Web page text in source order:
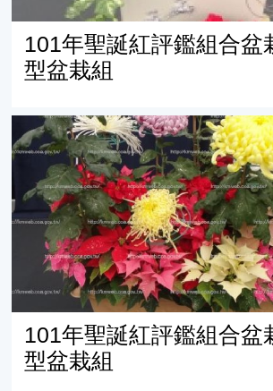
101年聖誕紅評鑑組合盆
型盆栽組
101年聖誕紅評鑑組合盆栽作品集大型
101年聖誕紅評鑑組合盆
型盆栽組